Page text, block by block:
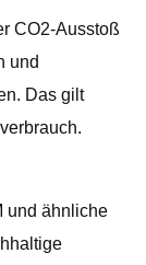
CO2-Ausstoß
und
Das gilt
und ähnliche